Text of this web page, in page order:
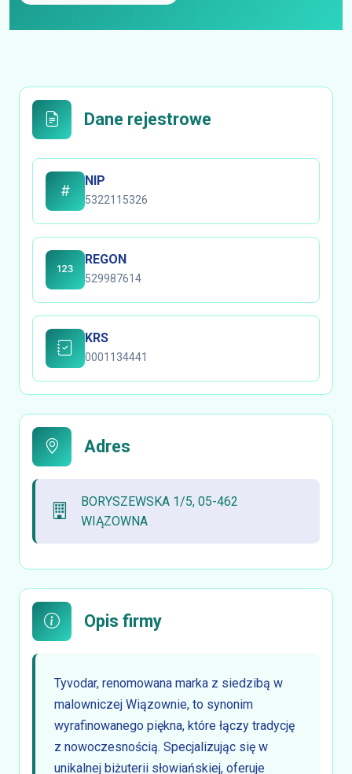
Dane rejestrowe
NIP
5322115326
REGON
529987614
KRS
0001134441
Adres
BORYSZEWSKA 1/5, 05-462
WIĄZOWNA
Opis firmy
Tyvodar, renomowana marka z siedzibą w
malowniczej Wiązownie, to synonim
wyrafinowanego piękna, które łączy tradycję
z nowoczesnością. Specjalizując się w
unikalnej biżuterii słowiańskiej, oferuje